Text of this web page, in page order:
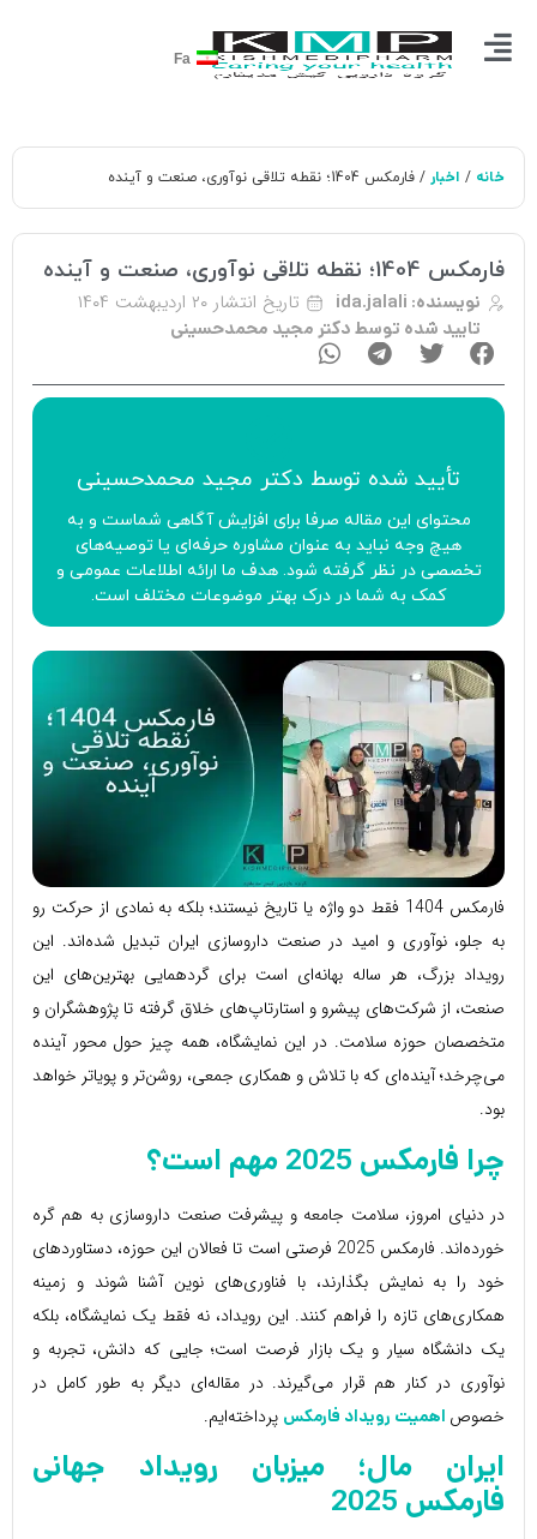
Fa
خانه / اخبار / فارمکس 1404؛ نقطه تلاقی نوآوری، صنعت و آینده
فارمکس 1404؛ نقطه تلاقی نوآوری، صنعت و آینده
نویسنده: ida.jalali تاریخ انتشار ۲۰ اردیبهشت ۱۴۰۴
تایید شده توسط دکتر مجید محمدحسینی
تأیید‌‌‌‌‌‌‌ شده توسط دکتر مجید محمدحسینی
محتوای این مقاله صرفا برای افزایش آگاهی شماست و به
هیچ وجه نباید به عنوان مشاوره حرفه‌ای یا توصیه‌های
تخصصی در نظر گرفته شود. هدف ما ارائه اطلاعات عمومی و
کمک به شما در درک بهتر موضوعات مختلف است.
فارمکس 1404 فقط دو واژه یا تاریخ نیستند؛ بلکه به نمادی از حرکت رو
به جلو، نوآوری و امید در صنعت داروسازی ایران تبدیل شده‌اند. این
رویداد بزرگ، هر ساله بهانه‌ای است برای گردهمایی بهترین‌های این
صنعت، از شرکت‌های پیشرو و استارتاپ‌های خلاق گرفته تا پژوهشگران و
متخصصان حوزه سلامت. در این نمایشگاه، همه چیز حول محور آینده
می‌چرخد؛ آینده‌ای که با تلاش و همکاری جمعی، روشن‌تر و پویاتر خواهد
بود.
چرا فارمکس 2025 مهم است؟
در دنیای امروز، سلامت جامعه و پیشرفت صنعت داروسازی به هم گره
خورده‌اند. فارمکس 2025 فرصتی است تا فعالان این حوزه، دستاوردهای
خود را به نمایش بگذارند، با فناوری‌های نوین آشنا شوند و زمینه
همکاری‌های تازه را فراهم کنند. این رویداد، نه فقط یک نمایشگاه، بلکه
یک دانشگاه سیار و یک بازار فرصت است؛ جایی که دانش، تجربه و
نوآوری در کنار هم قرار می‌گیرند. در مقاله‌ای دیگر به طور کامل در
خصوص اهمیت رویداد فارمکس پرداخته‌ایم.
ایران مال؛ میزبان رویداد جهانی
فارمکس 2025